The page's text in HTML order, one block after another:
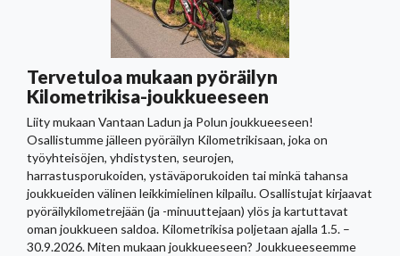
Tervetuloa mukaan pyöräilyn
Kilometrikisa-joukkueeseen
Liity mukaan Vantaan Ladun ja Polun joukkueeseen!
Osallistumme jälleen pyöräilyn Kilometrikisaan, joka on
työyhteisöjen, yhdistysten, seurojen,
harrastusporukoiden, ystäväporukoiden tai minkä tahansa
joukkueiden välinen leikkimielinen kilpailu. Osallistujat kirjaavat
pyöräilykilometrejään (ja -minuuttejaan) ylös ja kartuttavat
oman joukkueen saldoa. Kilometrikisa poljetaan ajalla 1.5. –
30.9.2026. Miten mukaan joukkueeseen? Joukkueeseemme